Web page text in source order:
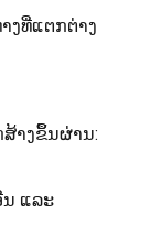
ງທີ່ແຕກຕ່າງ
າງຂຶ້ນຜ່ານ:
ແລະ